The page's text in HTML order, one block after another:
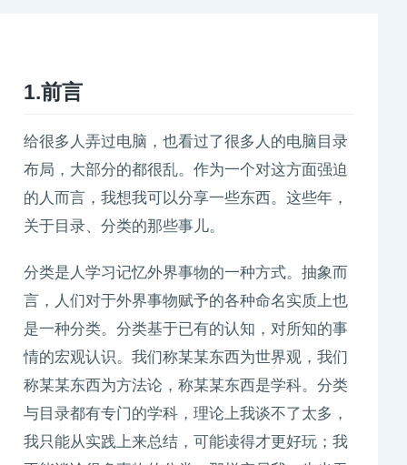
1.前言
给很多人弄过电脑，也看过了很多人的电脑目录
布局，大部分的都很乱。作为一个对这方面强迫
的人而言，我想我可以分享一些东西。这些年，
关于目录、分类的那些事儿。
分类是人学习记忆外界事物的一种方式。抽象而
言，人们对于外界事物赋予的各种命名实质上也
是一种分类。分类基于已有的认知，对所知的事
情的宏观认识。我们称某某东西为世界观，我们
称某某东西为方法论，称某某东西是学科。分类
与目录都有专门的学科，理论上我谈不了太多，
我只能从实践上来总结，可能读得才更好玩；我